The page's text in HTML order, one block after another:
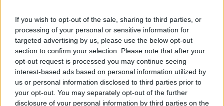
If you wish to opt-out of the sale, sharing to third parties, or
processing of your personal or sensitive information for
targeted advertising by us, please use the below opt-out
section to confirm your selection. Please note that after your
opt-out request is processed you may continue seeing
interest-based ads based on personal information utilized by
us or personal information disclosed to third parties prior to
your opt-out. You may separately opt-out of the further
disclosure of your personal information by third parties on the
Moro
Passanti
Continuando, la nonna e il carretto
Metaverso smart
Fiamme
Anzi
Confessioni autoreferenziali
Utopie
Estate